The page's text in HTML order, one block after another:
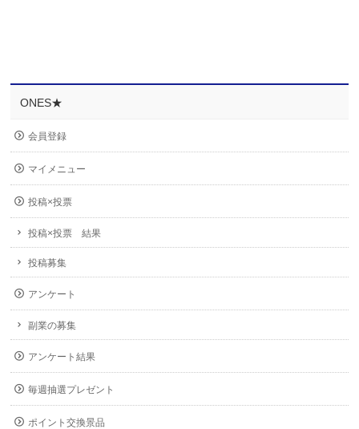
ONES★
会員登録
マイメニュー
投稿×投票
投稿×投票 結果
投稿募集
アンケート
副業の募集
アンケート結果
毎週抽選プレゼント
ポイント交換景品